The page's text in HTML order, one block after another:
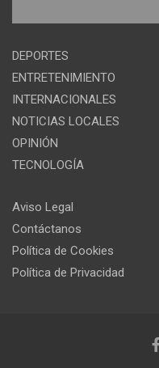
DEPORTES
ENTRETENIMIENTO
INTERNACIONALES
NOTICIAS LOCALES
OPINIÓN
TECNOLOGÍA
Aviso Legal
Contáctanos
Política de Cookies
Política de Privacidad